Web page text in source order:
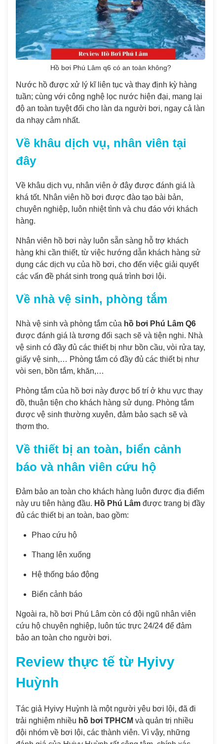
Hồ bơi Phú Lâm q6 có an toàn không?
Nước hồ được xử lý kĩ liên tục và thay định kỳ hàng
tuần; cùng với công nghệ lọc nước hiện đại, mang lại
độ an toàn tuyệt đối cho làn da người bơi, ngay cả làn
da nhạy cảm nhất.
Về khâu dịch vụ, nhân viên tại
đây
Về khâu dịch vụ, nhân viên ở đây được đánh giá là
khá tốt. Nhân viên hồ bơi được đào tạo bài bản,
chuyên nghiệp, luôn nhiệt tình và chu đáo với khách
hàng.
Nhân viên hồ bơi này luôn sẵn sàng hỗ trợ khách
hàng khi cần thiết, từ việc hướng dẫn khách hàng sử
dụng các dịch vụ của hồ bơi, cho đến việc giải quyết
các vấn đề phát sinh trong quá trình bơi lội.
Về nhà vệ sinh, phòng tắm
Nhà vệ sinh và phòng tắm của hồ bơi Phú Lâm Q6
được đánh giá là tương đối sạch sẽ và tiện nghi. Nhà
vệ sinh có đầy đủ các thiết bị như bồn cầu, vòi rửa tay,
giấy vệ sinh,… Phòng tắm có đầy đủ các thiết bị như
vòi sen, bồn tắm, khăn,…
Phòng tắm của hồ bơi này được bố trí ở khu vực thay
đồ, thuận tiện cho khách hàng sử dụng. Phòng tắm
được vệ sinh thường xuyên, đảm bảo sạch sẽ và
thơm tho.
Về thiết bị an toàn, biển cảnh
báo và nhân viên cứu hộ
Đảm bảo an toàn cho khách hàng luôn được địa điểm
này ưu tiên hàng đầu. Hồ Phú Lâm được trang bị đầy
đủ các thiết bị an toàn, bao gồm:
Phao cứu hộ
Thang lên xuống
Hệ thống báo động
Biển cảnh báo
Ngoài ra, hồ bơi Phú Lâm còn có đội ngũ nhân viên
cứu hộ chuyên nghiệp, luôn túc trực 24/24 để đảm
bảo an toàn cho người bơi.
Review thực tế từ Hyivy
Huỳnh
Tác giả Hyivy Huỳnh là một người yêu bơi lội, đã đi
trải nghiệm nhiều hồ bơi TPHCM và quản trị nhiều
đội nhóm về bơi lội, các thành viên. Vì vậy, những